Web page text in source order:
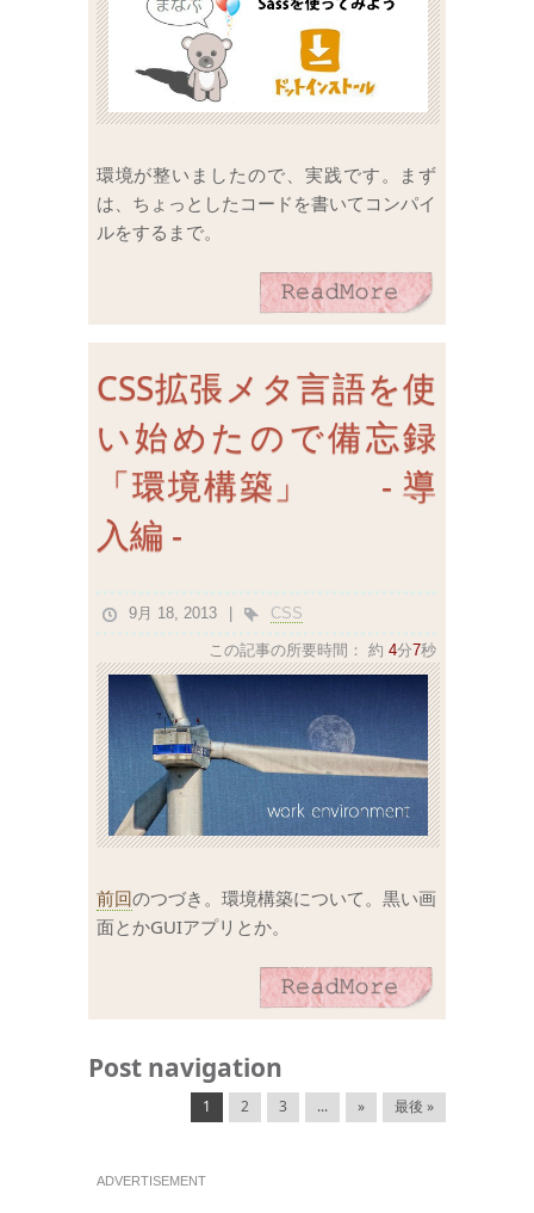
環境が整いましたので、実践です。まず
は、ちょっとしたコードを書いてコンパイ
ルをするまで。
CSS拡張メタ言語を使
い始めたので備忘録
「環境構築」 - 導
入編 -
9月 18, 2013 CSS
この記事の所要時間：約4分7秒
前回のつづき。環境構築について。黒い画
面とかGUIアプリとか。
Post navigation
1 2 3 ... » 最後 »
ADVERTISEMENT